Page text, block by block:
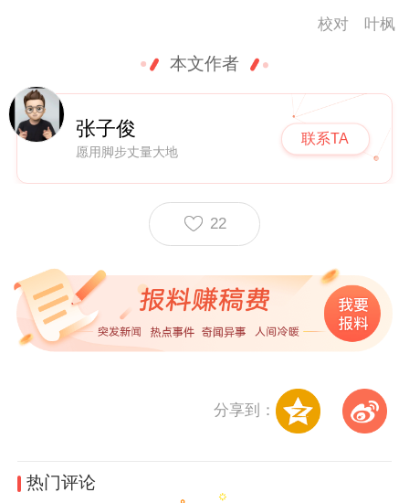
校对 叶枫
本文作者
张子俊
愿用脚步丈量大地
联系TA
22
分享到：
热门评论